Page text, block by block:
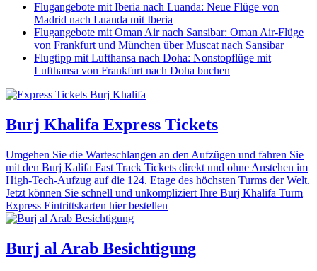
Flugangebote mit Iberia nach Luanda: Neue Flüge von
Madrid nach Luanda mit Iberia
Flugangebote mit Oman Air nach Sansibar: Oman Air-Flüge
von Frankfurt und München über Muscat nach Sansibar
Flugtipp mit Lufthansa nach Doha: Nonstopflüge mit
Lufthansa von Frankfurt nach Doha buchen
Burj Khalifa Express Tickets
Umgehen Sie die Warteschlangen an den Aufzügen und fahren Sie
mit den Burj Kalifa Fast Track Tickets direkt und ohne Anstehen im
High-Tech-Aufzug auf die 124. Etage des höchsten Turms der Welt.
Jetzt können Sie schnell und unkompliziert Ihre Burj Khalifa Turm
Express Eintrittskarten hier bestellen
Burj al Arab Besichtigung